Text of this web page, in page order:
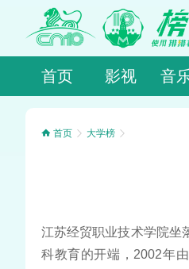
首页 影视 音
首页 大学榜
江苏经贸职业技术学院坐
科教育的开端，2002年